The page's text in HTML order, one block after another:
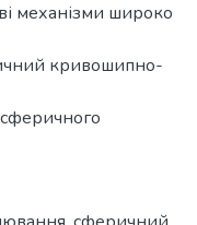
механізми широко
кривошипно-